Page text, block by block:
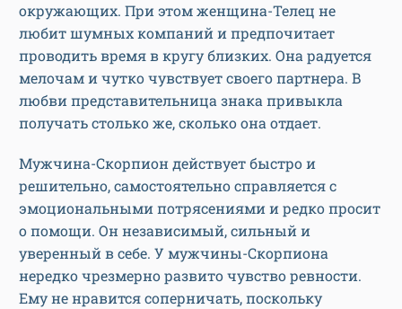
окружающих. При этом женщина-Телец не
любит шумных компаний и предпочитает
проводить время в кругу близких. Она радуется
мелочам и чутко чувствует своего партнера. В
любви представительница знака привыкла
получать столько же, сколько она отдает.
Мужчина-Скорпион действует быстро и
решительно, самостоятельно справляется с
эмоциональными потрясениями и редко просит
о помощи. Он независимый, сильный и
уверенный в себе. У мужчины-Скорпиона
нередко чрезмерно развито чувство ревности.
Ему не нравится соперничать, поскольку